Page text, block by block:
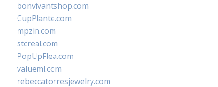
bonvivantshop.com
CupPlante.com
mpzin.com
stcreal.com
PopUpFlea.com
valueml.com
rebeccatorresjewelry.com